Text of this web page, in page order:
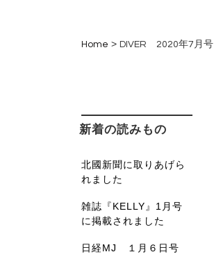
Home > DIVER 2020年7月号
新着の読みもの
北國新聞に取りあげら
れました
雑誌『KELLY』1月号
に掲載されました
日経MJ １月６日号